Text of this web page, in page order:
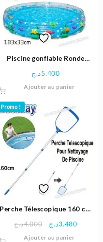
Piscine gonflable Ronde
Bestway
5.400د.ج
Ajouter au panier
Promo !
Perche Télescopique 160 cm
Bestway
4.000د.ج
Le 3.480د.ج
Le
Ajouter au panier